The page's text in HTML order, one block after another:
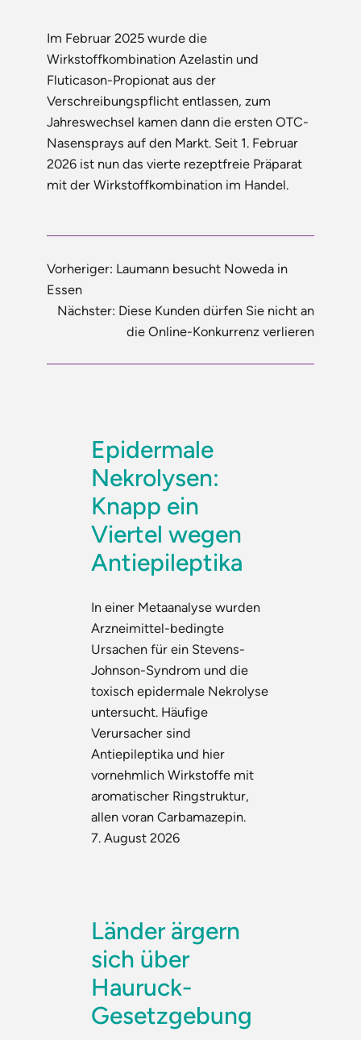
Im Februar 2025 wurde die
Wirkstoffkombination Azelastin und
Fluticason-Propionat aus der
Verschreibungspflicht entlassen, zum
Jahreswechsel kamen dann die ersten OTC-
Nasensprays auf den Markt. Seit 1. Februar
2026 ist nun das vierte rezeptfreie Präparat
mit der Wirkstoffkombination im Handel.
Vorheriger: Laumann besucht Noweda in
Essen
Nächster: Diese Kunden dürfen Sie nicht an
die Online-Konkurrenz verlieren
Epidermale
Nekrolysen:
Knapp ein
Viertel wegen
Antiepileptika
In einer Metaanalyse wurden
Arzneimittel-bedingte
Ursachen für ein Stevens-
Johnson-Syndrom und die
toxisch epidermale Nekrolyse
untersucht. Häufige
Verursacher sind
Antiepileptika und hier
vornehmlich Wirkstoffe mit
aromatischer Ringstruktur,
allen voran Carbamazepin.
7. August 2026
Länder ärgern
sich über
Hauruck-
Gesetzgebung